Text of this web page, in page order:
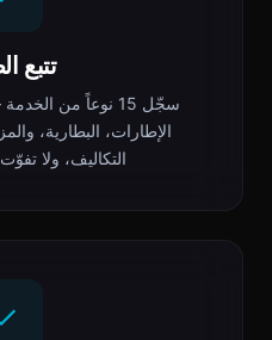
تتبع
سجّل 15 نوعاً من
الإطارات، البطارية،
التكاليف، ولا